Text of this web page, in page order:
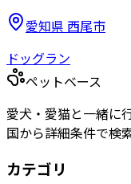
愛知県 西尾市
ドッグラン
ペットベース
愛犬・愛猫と一緒に
国から詳細条件で検
カテゴリ